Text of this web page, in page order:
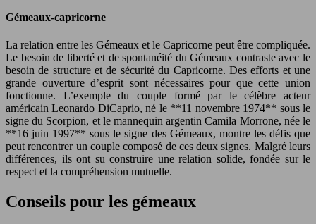
Gémeaux-capricorne
La relation entre les Gémeaux et le Capricorne peut être compliquée.
Le besoin de liberté et de spontanéité du Gémeaux contraste avec le
besoin de structure et de sécurité du Capricorne. Des efforts et une
grande ouverture d’esprit sont nécessaires pour que cette union
fonctionne. L’exemple du couple formé par le célèbre acteur
américain Leonardo DiCaprio, né le **11 novembre 1974** sous le
signe du Scorpion, et le mannequin argentin Camila Morrone, née le
**16 juin 1997** sous le signe des Gémeaux, montre les défis que
peut rencontrer un couple composé de ces deux signes. Malgré leurs
différences, ils ont su construire une relation solide, fondée sur le
respect et la compréhension mutuelle.
Conseils pour les gémeaux